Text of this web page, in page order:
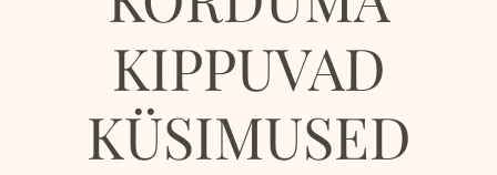
KIPPUVAD
KÜSIMUSED